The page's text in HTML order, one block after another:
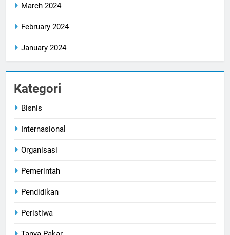
March 2024
February 2024
January 2024
Kategori
Bisnis
Internasional
Organisasi
Pemerintah
Pendidikan
Peristiwa